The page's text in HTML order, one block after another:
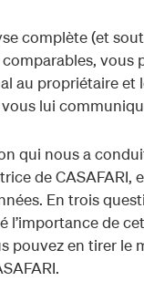
complète (et
vous
au propriétaire et
lui
qui nous a
de CASAFARI,
En trois
l’importance de
pouvez en tirer le